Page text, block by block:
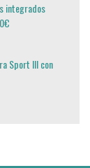
integrados
Sport III con